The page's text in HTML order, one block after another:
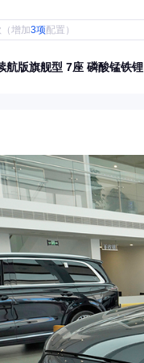
增加3项配置）
航版旗舰型 7座 磷酸锰铁锂